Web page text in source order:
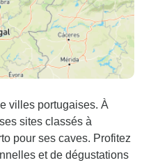
villes portugaises. À
sites classés à
pour ses caves. Profitez
et de dégustations